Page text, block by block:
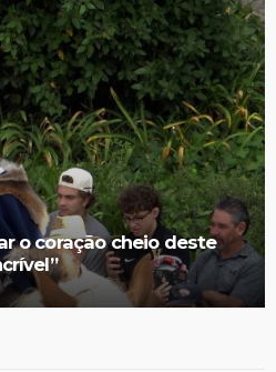
o coração cheio deste